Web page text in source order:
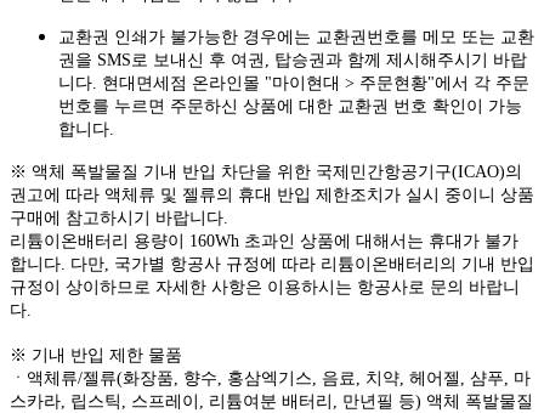
교환권 인쇄가 불가능한 경우에는 교환권번호를 메모 또는 교환
권을 SMS로 보내신 후 여권, 탑승권과 함께 제시해주시기 바랍
니다. 현대면세점 온라인몰 "마이현대 > 주문현황"에서 각 주문
번호를 누르면 주문하신 상품에 대한 교환권 번호 확인이 가능
합니다.
※ 액체 폭발물질 기내 반입 차단을 위한 국제민간항공기구(ICAO)의
권고에 따라 액체류 및 젤류의 휴대 반입 제한조치가 실시 중이니 상품
구매에 참고하시기 바랍니다.
리튬이온배터리 용량이 160Wh 초과인 상품에 대해서는 휴대가 불가
합니다. 다만, 국가별 항공사 규정에 따라 리튬이온배터리의 기내 반입
규정이 상이하므로 자세한 사항은 이용하시는 항공사로 문의 바랍니
다.
※ 기내 반입 제한 물품
ㆍ액체류/젤류(화장품, 향수, 홍삼엑기스, 음료, 치약, 헤어젤, 샴푸, 마
스카라, 립스틱, 스프레이, 리튬여분 배터리, 만년필 등) 액체 폭발물질